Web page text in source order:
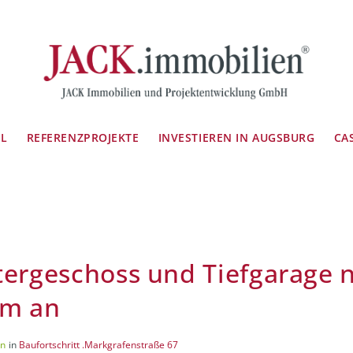
REFERENZPROJEKTE INVESTIEREN IN AUGSBURG
und Tiefgarage
an
in Baufortschritt .Markgrafenstraße 67